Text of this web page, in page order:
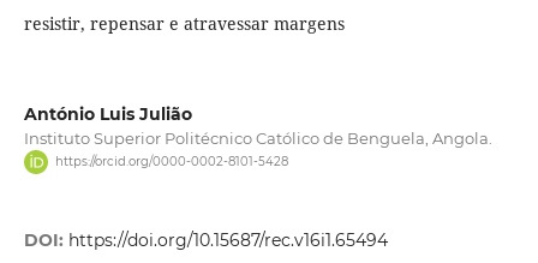
resistir, repensar e atravessar margens
António Luis Julião
Instituto Superior Politécnico Católico de Benguela, Angola.
https://orcid.org/0000-0002-8101-5428
DOI: https://doi.org/10.15687/rec.v16i1.65494